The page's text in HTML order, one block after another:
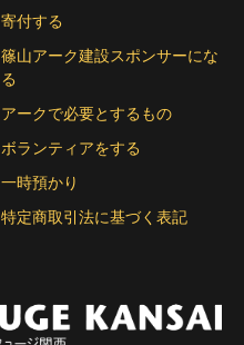
寄付する
篠山アーク建設スポンサーにな
る
アークで必要とするもの
ボランティアをする
一時預かり
特定商取引法に基づく表記